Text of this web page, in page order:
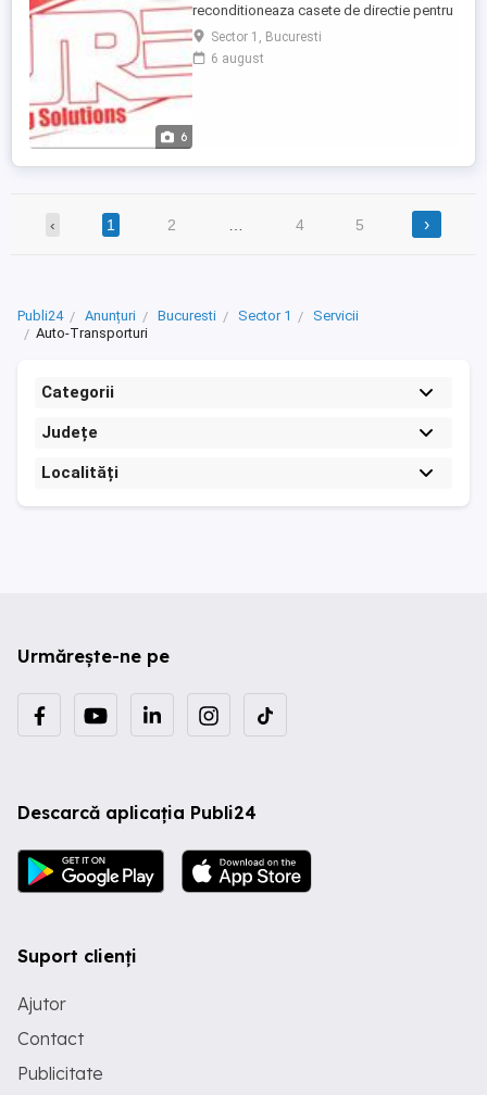
6
reconditioneaza casete de directie pentru
orice marca si model de masina, reparam
casete de directie pentru Volskwagen,
reparam casete de directie pentru Opel,
Sector 1, Bucuresti
6 august
‹ 1 2 4 5 ›
Publi24 Anunțuri Bucuresti Sector 1
Servicii
Auto-Transporturi
Categorii
Județe
Localități
Urmărește-ne pe
Descarcă aplicația Publi24
Suport clienți
Ajutor
Contact
Publicitate